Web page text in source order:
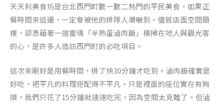
天天利美食坊是台北西門町數一數二熱門的平民美食，如果正
餐時間來這邊，一定會被他的排隊人潮嚇到。儘管店面空間簡
樸，卻憑藉著一道靈魂「半熟蛋滷肉飯」橫掃在地人與觀光客
的心，是許多人造訪西門町的必吃項目。
這次來剛好是用餐時間，排了快30分鐘才吃到。滷肉飯確實是
好吃，把平凡的料理搭配得不平凡。只是裡面的座位實在有夠
擠，我們只花了15分鐘就速速吃完，因為空間太克難了。但滷